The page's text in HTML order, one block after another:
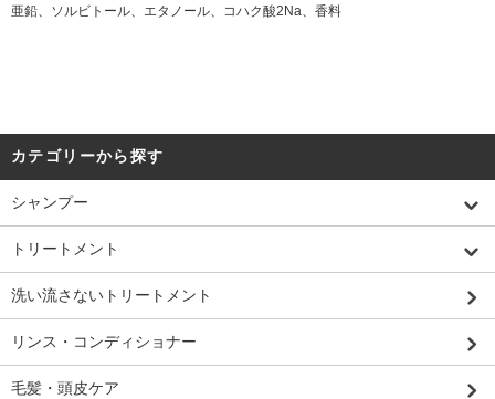
亜鉛、ソルビトール、エタノール、コハク酸2Na、香料
カテゴリーから探す
シャンプー
トリートメント
洗い流さないトリートメント
リンス・コンディショナー
毛髪・頭皮ケア